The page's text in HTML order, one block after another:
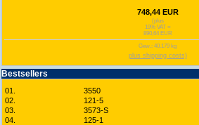
748,44 EUR
(plus
19% VAT =
890,64 EUR
Gew.: 40.179 kg
plus shipping costs)
Bestsellers
01.
3550
02.
121-5
03.
3573-S
04.
125-1